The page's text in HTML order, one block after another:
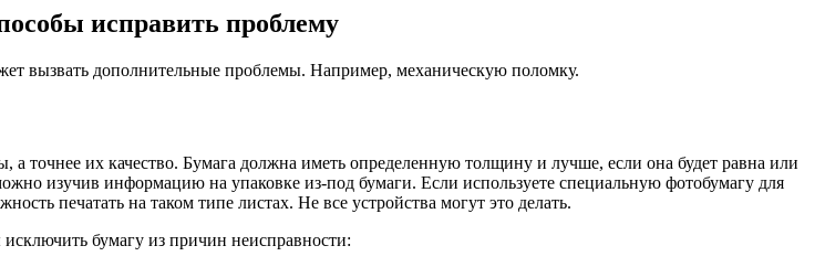
исправить проблему
вызвать дополнительные проблемы. Например, механическую поломку.
а точнее их качество. Бумага должна иметь определенную толщину и лучше, если она будет равна или
изучив информацию на упаковке из-под бумаги. Если используете специальную фотобумагу для
печатать на таком типе листах. Не все устройства могут это делать.
бумагу из причин неисправности: